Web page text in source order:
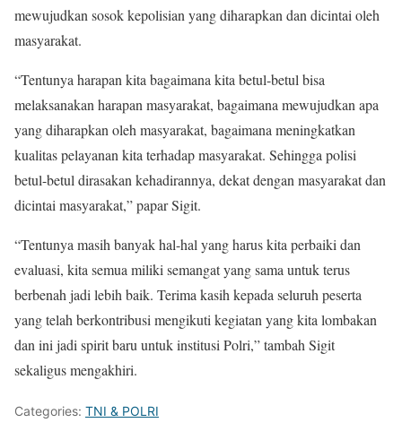
mewujudkan sosok kepolisian yang diharapkan dan dicintai oleh
masyarakat.
“Tentunya harapan kita bagaimana kita betul-betul bisa
melaksanakan harapan masyarakat, bagaimana mewujudkan apa
yang diharapkan oleh masyarakat, bagaimana meningkatkan
kualitas pelayanan kita terhadap masyarakat. Sehingga polisi
betul-betul dirasakan kehadirannya, dekat dengan masyarakat dan
dicintai masyarakat,” papar Sigit.
“Tentunya masih banyak hal-hal yang harus kita perbaiki dan
evaluasi, kita semua miliki semangat yang sama untuk terus
berbenah jadi lebih baik. Terima kasih kepada seluruh peserta
yang telah berkontribusi mengikuti kegiatan yang kita lombakan
dan ini jadi spirit baru untuk institusi Polri,” tambah Sigit
sekaligus mengakhiri.
Categories: TNI & POLRI